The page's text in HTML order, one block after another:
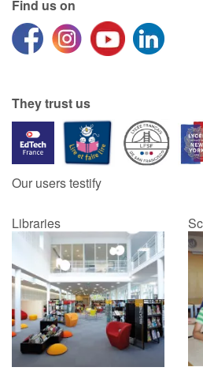
Find us on
They trust us
Our users testify
Libraries